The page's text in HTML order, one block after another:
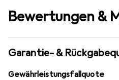
Bewertungen &
Garantie- &
Gewährleistungsfallquote